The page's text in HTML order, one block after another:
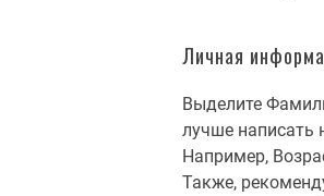
Личная
Выделите
лучше написать
Например,
Также,